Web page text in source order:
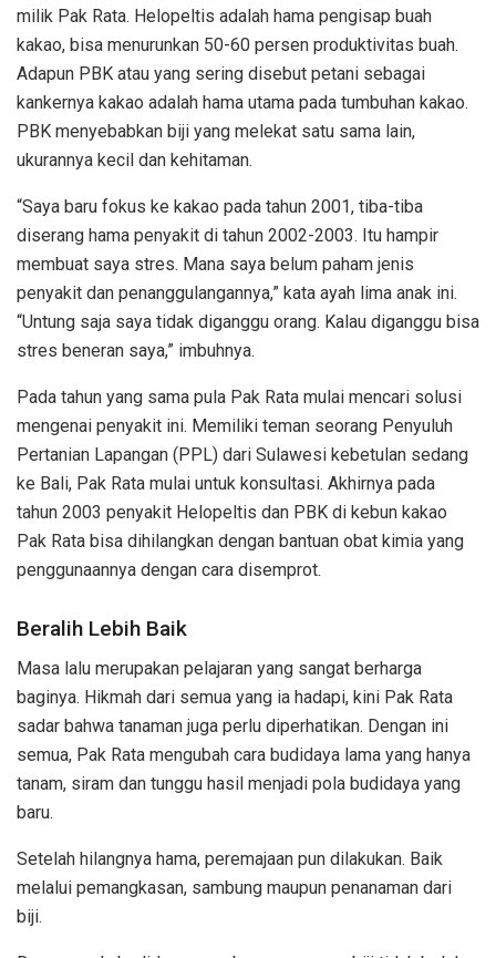
milik Pak Rata. Helopeltis adalah hama pengisap buah
kakao, bisa menurunkan 50-60 persen produktivitas buah.
Adapun PBK atau yang sering disebut petani sebagai
kankernya kakao adalah hama utama pada tumbuhan kakao.
PBK menyebabkan biji yang melekat satu sama lain,
ukurannya kecil dan kehitaman.
“Saya baru fokus ke kakao pada tahun 2001, tiba-tiba
diserang hama penyakit di tahun 2002-2003. Itu hampir
membuat saya stres. Mana saya belum paham jenis
penyakit dan penanggulangannya,” kata ayah lima anak ini.
“Untung saja saya tidak diganggu orang. Kalau diganggu bisa
stres beneran saya,” imbuhnya.
Pada tahun yang sama pula Pak Rata mulai mencari solusi
mengenai penyakit ini. Memiliki teman seorang Penyuluh
Pertanian Lapangan (PPL) dari Sulawesi kebetulan sedang
ke Bali, Pak Rata mulai untuk konsultasi. Akhirnya pada
tahun 2003 penyakit Helopeltis dan PBK di kebun kakao
Pak Rata bisa dihilangkan dengan bantuan obat kimia yang
penggunaannya dengan cara disemprot.
Beralih Lebih Baik
Masa lalu merupakan pelajaran yang sangat berharga
baginya. Hikmah dari semua yang ia hadapi, kini Pak Rata
sadar bahwa tanaman juga perlu diperhatikan. Dengan ini
semua, Pak Rata mengubah cara budidaya lama yang hanya
tanam, siram dan tunggu hasil menjadi pola budidaya yang
baru.
Setelah hilangnya hama, peremajaan pun dilakukan. Baik
melalui pemangkasan, sambung maupun penanaman dari
biji.